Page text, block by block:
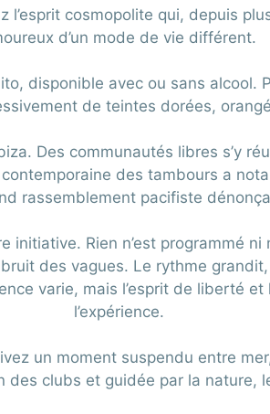
cosmopolite qui, depuis
d’un mode de vie différent.
disponible avec ou sans
de teintes dorées,
Des communautés libres s’y
des tambours a
rassemblement pacifiste
Rien n’est programmé
des vagues. Le rythme
varie, mais l’esprit de liberté
l’expérience.
un moment suspendu entre
des clubs et guidée par la nature,